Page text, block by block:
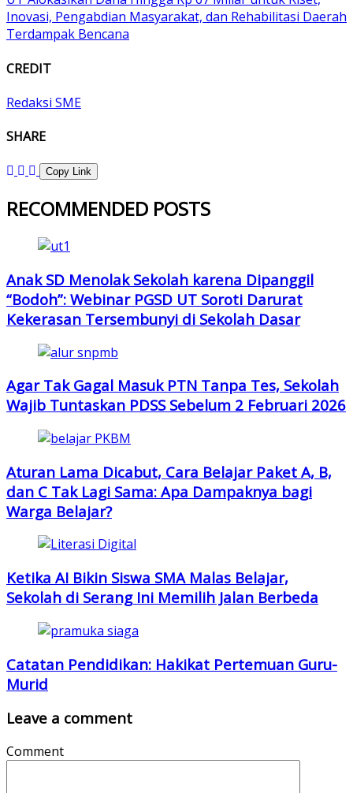
Inovasi, Pengabdian Masyarakat, dan Rehabilitasi Daerah
Terdampak Bencana
CREDIT
Redaksi SME
SHARE
Copy Link
RECOMMENDED POSTS
Anak SD Menolak Sekolah karena Dipanggil
“Bodoh”: Webinar PGSD UT Soroti Darurat
Kekerasan Tersembunyi di Sekolah Dasar
Agar Tak Gagal Masuk PTN Tanpa Tes, Sekolah
Wajib Tuntaskan PDSS Sebelum 2 Februari 2026
Aturan Lama Dicabut, Cara Belajar Paket A, B,
dan C Tak Lagi Sama: Apa Dampaknya bagi
Warga Belajar?
Ketika AI Bikin Siswa SMA Malas Belajar,
Sekolah di Serang Ini Memilih Jalan Berbeda
Catatan Pendidikan: Hakikat Pertemuan Guru-
Murid
Leave a comment
Comment